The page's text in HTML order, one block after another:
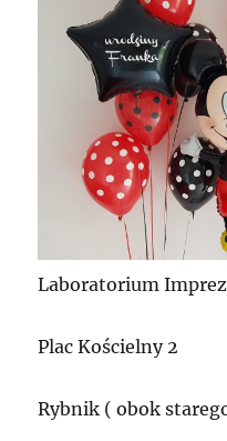
Laboratorium Imprez
Plac Kościelny 2
Rybnik ( obok